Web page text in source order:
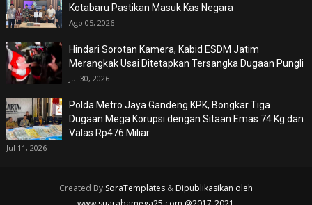
Kotabaru Pastikan Masuk Kas Negara
Ago 05, 2026
Hindari Sorotan Kamera, Kabid ESDM Jatim
Merangkak Usai Ditetapkan Tersangka Dugaan Pungli
Jul 30, 2026
Polda Metro Jaya Gandeng KPK, Bongkar Tiga
Dugaan Mega Korupsi dengan Sitaan Emas 74 Kg dan
Valas Rp476 Miliar
Jul 11, 2026
Created By SoraTemplates& Dipublikasikan oleh